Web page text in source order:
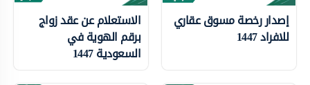
إصدار رخصة مسوق عقاري
للافراد 1447
الاستعلام عن عقد زواج
برقم الهوية في
السعودية 1447